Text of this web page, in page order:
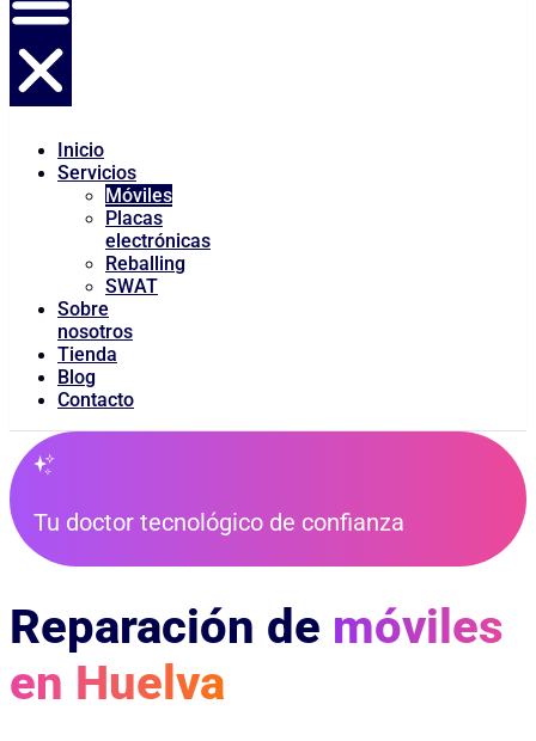
Inicio
Servicios
Móviles
Placas
electrónicas
Reballing
SWAT
Sobre
nosotros
Tienda
Blog
Contacto
Tu doctor tecnológico de confianza
Reparación de móviles
en Huelva